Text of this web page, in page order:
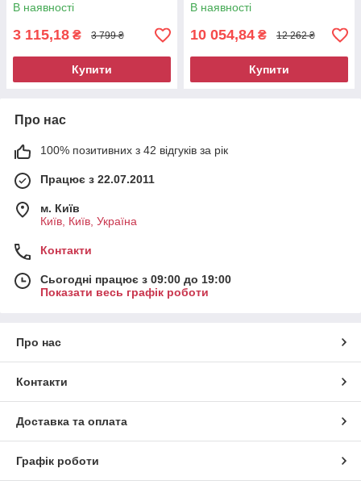
В наявності
3 115,18 ₴ 3 799 ₴
Купити
В наявності
10 054,84 ₴ 12 262 ₴
Купити
Про нас
100% позитивних з 42 відгуків за рік
Працює з 22.07.2011
м. Київ
Київ, Київ, Україна
Контакти
Сьогодні працює з 09:00 до 19:00
Показати весь графік роботи
Про нас
Контакти
Доставка та оплата
Графік роботи